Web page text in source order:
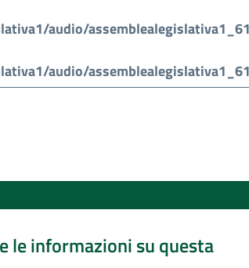
le informazioni su questa